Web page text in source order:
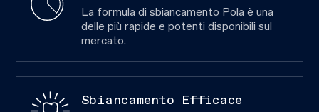
La formula di sbiancamento Pola è una
delle più rapide e potenti disponibili sul
mercato.
Sbiancamento Efficace